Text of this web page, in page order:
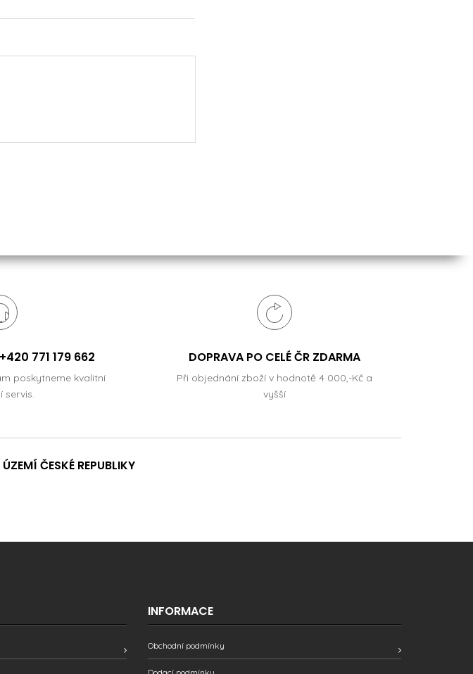
771 179 662
poskytneme kvalitní
servis.
DOPRAVA PO CELÉ ČR ZDARMA
Při objednání zboží v hodnotě 4 000,-Kč a
vyšší
ČESKÉ REPUBLIKY
INFORMACE
Obchodní podmínky
Dodací podmínky